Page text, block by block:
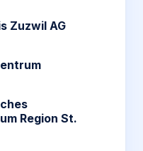
Zuzwil AG
Region St.